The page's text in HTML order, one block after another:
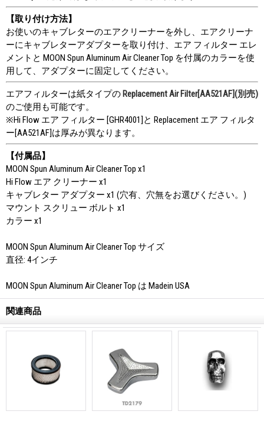
【取り付け方法】
お使いのキャブレターのエアクリーナーを外し、エアクリーナ
ーにキャブレターアダプターを取り付け、エア フィルター エレ
メントと MOON Spun Aluminum Air Cleaner Top を付属のカラーを使
用して、アダプターに固定してください。
エアフィルターは紙タイプの Replacement Air Filter[AA521AF](別売)
のご使用も可能です。
※Hi Flow エア フィルター [GHR4001]と Replacement エア フィルタ
ー[AA521AF]は厚みが異なります。
【付属品】
MOON Spun Aluminum Air Cleaner Top x1
Hi Flow エア クリーナー x1
キャブレター アダプター x1 (穴有、穴無をお選びください。)
マウント スクリュー ボルト x1
カラー x1
MOON Spun Aluminum Air Cleaner Top サイズ
直径: 4インチ
MOON Spun Aluminum Air Cleaner Top は Madein USA
関連商品